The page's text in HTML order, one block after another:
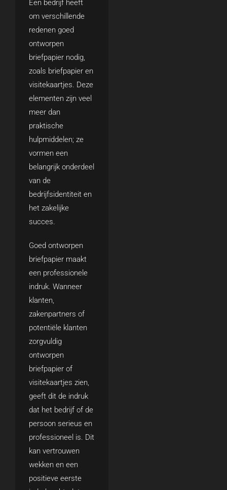
Een bedrijf heeft
om verschillende
redenen goed
ontworpen
briefpapier nodig,
zoals briefpapier en
visitekaartjes. Deze
elementen zijn veel
meer dan
praktische
hulpmiddelen; ze
vormen een
belangrijk onderdeel
van de
bedrijfsidentiteit en
het zakelijke
succes.
Goed ontworpen
briefpapier maakt
een professionele
indruk. Wanneer
klanten,
zakenpartners of
potentiële klanten
zorgvuldig
ontworpen
briefpapier of
visitekaartjes zien,
geeft dit de indruk
dat het bedrijf of de
persoon serieus en
professioneel is. Dit
kan vertrouwen
wekken en een
positieve eerste